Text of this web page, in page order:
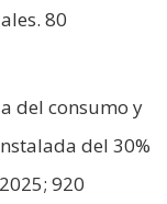
80
del consumo y
del 30%
920